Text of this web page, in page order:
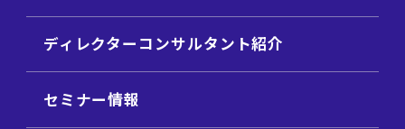
ディレクターコンサルタント紹介
セミナー情報